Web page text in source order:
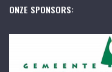
ONZE SPONSORS: